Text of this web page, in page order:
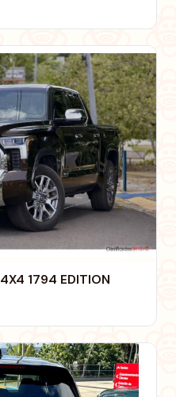
1794 EDITION